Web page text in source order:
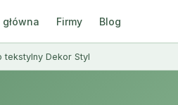
Firmy Blog
tekstylny Dekor Styl